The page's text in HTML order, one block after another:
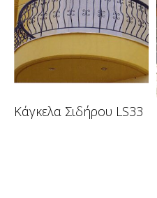
Κάγκελα Σιδήρου LS33